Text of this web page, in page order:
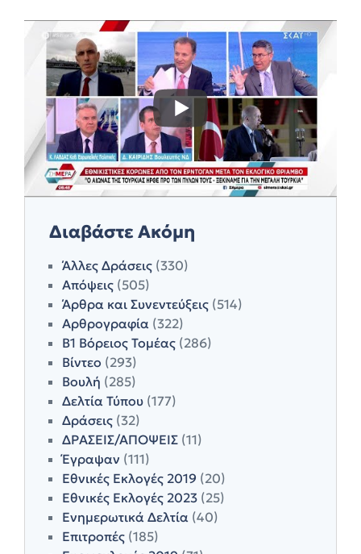
Διαβάστε Ακόμη
Άλλες Δράσεις (330)
Απόψεις (505)
Άρθρα και Συνεντεύξεις (514)
Αρθρογραφία (322)
Β1 Βόρειος Τομέας (286)
Βίντεο (293)
Βουλή (285)
Δελτία Τύπου (177)
Δράσεις (32)
ΔΡΑΣΕΙΣ/ΑΠΟΨΕΙΣ (11)
Έγραψαν (111)
Εθνικές Εκλογές 2019 (20)
Εθνικές Εκλογές 2023 (25)
Ενημερωτικά Δελτία (40)
Επιτροπές (185)